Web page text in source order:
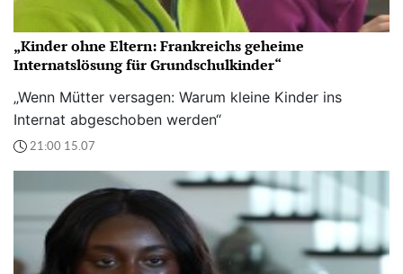
„Kinder ohne Eltern: Frankreichs geheime
Internatslösung für Grundschulkinder“
„Wenn Mütter versagen: Warum kleine Kinder ins
Internat abgeschoben werden“
21:00 15.07